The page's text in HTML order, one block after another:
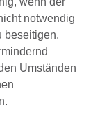
notwendig
beseitigen.
Umständen